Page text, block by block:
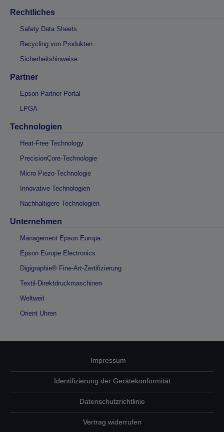
Rechtliches
Safety Data Sheets
Recycling von Produkten
Sicherheitshinweise
Partner
Epson Partner Portal
LPGA
Technologien
Heat-Free Technology
PrecisionCore-Technologie
Micro Piezo-Technologie
Innovative Technologien
Nachhaltigere Technologien
Unternehmen
Management Epson Europa
Epson Europe Electronics
Digigraphie® Fine-Art-Zertifizierung
Textil-Direktdruckmaschinen
Weltweit
Orient Uhren
Impressum
Identifizierung der Gerätekonformität
Datenschutzrichtlinie
Vertrag widerrufen